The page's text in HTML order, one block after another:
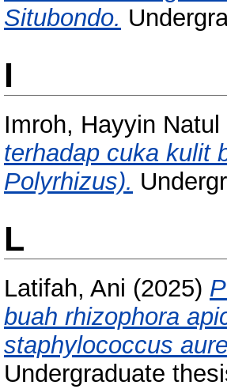
Situbondo.
I
Imroh, Hayyin Natul
terhadap cuka kulit
Polyrhizus).
L
Latifah, Ani (2025)
buah rhizophora
staphylococcus
Undergraduate